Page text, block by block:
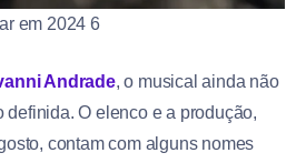
em 2024 6
Andrade, o musical ainda não
definida. O elenco e a produção,
contam com alguns nomes